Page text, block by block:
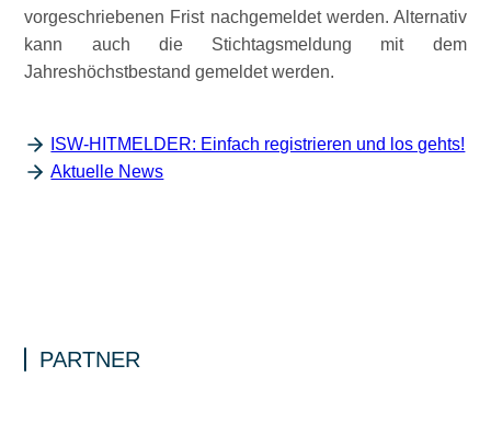
vorgeschriebenen Frist nachgemeldet werden. Alternativ
kann auch die Stichtagsmeldung mit dem
Jahreshöchstbestand gemeldet werden.
ISW-HITMELDER: Einfach registrieren und los gehts!
Aktuelle News
PARTNER